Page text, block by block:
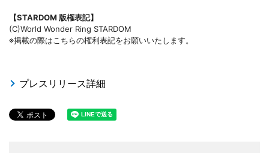
【STARDOM 版権表記】
(C)World Wonder Ring STARDOM
※掲載の際はこちらの権利表記をお願いいたします。
プレスリリース詳細